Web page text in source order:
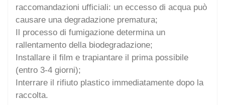
raccomandazioni ufficiali: un eccesso di acqua può
causare una degradazione prematura;
Il processo di fumigazione determina un
rallentamento della biodegradazione;
Installare il film e trapiantare il prima possibile
(entro 3-4 giorni);
Interrare il rifiuto plastico immediatamente dopo la
raccolta.